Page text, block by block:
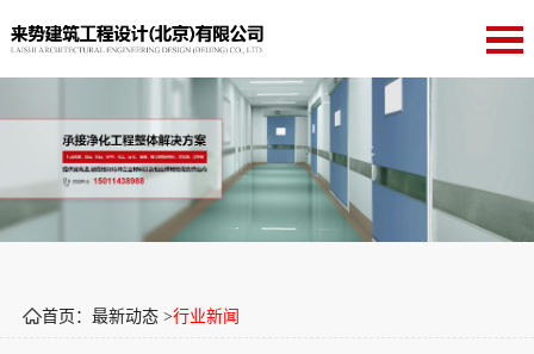
首页：最新动态 >行业新闻